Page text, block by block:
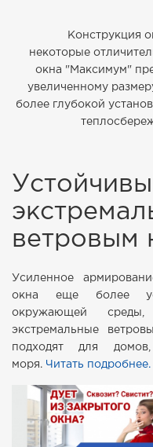
Конструкция
некоторые
окна "Максимум"
увеличенному
более глубокой
ветровым
Усиленное
окна еще более
окружающей
экстремальные
подходят для
моря. Читать подробнее.